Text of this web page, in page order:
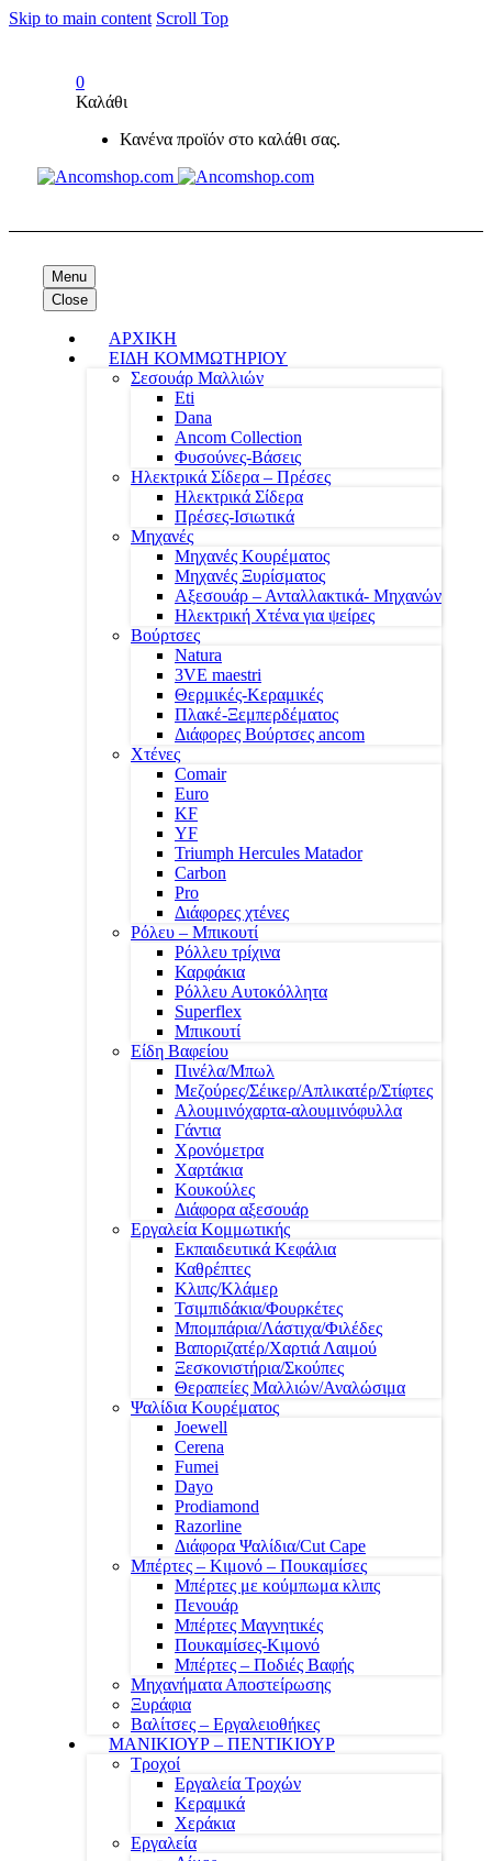
Skip to main content Scroll Top
0
Καλάθι
Κανένα προϊόν στο καλάθι σας.
Menu
Close
ΑΡΧΙΚΗ
ΕΙΔΗ ΚΟΜΜΩΤΗΡΙΟΥ
Σεσουάρ Μαλλιών
Eti
Dana
Ancom Collection
Φυσούνες-Βάσεις
Ηλεκτρικά Σίδερα – Πρέσες
Ηλεκτρικά Σίδερα
Πρέσες-Ισιωτικά
Μηχανές
Μηχανές Κουρέματος
Μηχανές Ξυρίσματος
Αξεσουάρ – Ανταλλακτικά- Μηχανών
Ηλεκτρική Χτένα για ψείρες
Βούρτσες
Natura
3VE maestri
Θερμικές-Κεραμικές
Πλακέ-Ξεμπερδέματος
Διάφορες Βούρτσες ancom
Χτένες
Comair
Euro
KF
YF
Triumph Hercules Matador
Carbon
Pro
Διάφορες χτένες
Ρόλευ – Μπικουτί
Ρόλλευ τρίχινα
Καρφάκια
Ρόλλευ Αυτοκόλλητα
Superflex
Μπικουτί
Είδη Βαφείου
Πινέλα/Μπωλ
Μεζούρες/Σέικερ/Απλικατέρ/Στίφτες
Αλουμινόχαρτα-αλουμινόφυλλα
Γάντια
Χρονόμετρα
Χαρτάκια
Κουκούλες
Διάφορα αξεσουάρ
Εργαλεία Κομμωτικής
Εκπαιδευτικά Κεφάλια
Καθρέπτες
Κλιπς/Κλάμερ
Τσιμπιδάκια/Φουρκέτες
Μπομπάρια/Λάστιχα/Φιλέδες
Βαποριζατέρ/Χαρτιά Λαιμού
Ξεσκονιστήρια/Σκούπες
Θεραπείες Μαλλιών/Αναλώσιμα
Ψαλίδια Κουρέματος
Joewell
Cerena
Fumei
Dayo
Prodiamond
Razorline
Διάφορα Ψαλίδια/Cut Cape
Μπέρτες – Κιμονό – Πουκαμίσες
Μπέρτες με κούμπωμα κλιπς
Πενουάρ
Μπέρτες Μαγνητικές
Πουκαμίσες-Κιμονό
Μπέρτες – Ποδιές Βαφής
Μηχανήματα Αποστείρωσης
Ξυράφια
Βαλίτσες – Εργαλειοθήκες
ΜΑΝΙΚΙΟΥΡ – ΠΕΝΤΙΚΙΟΥΡ
Τροχοί
Εργαλεία Τροχών
Κεραμικά
Χεράκια
Εργαλεία